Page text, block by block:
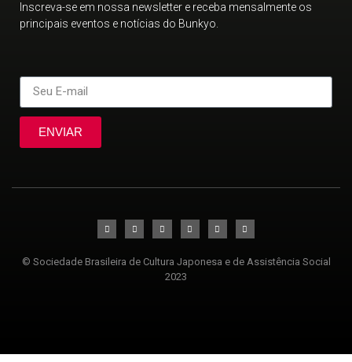
Inscreva-se em nossa newsletter e receba mensalmente os
principais eventos e notícias do Bunkyo.
ENVIAR
© Sociedade Brasileira de Cultura Japonesa e de Assistência Social
2023